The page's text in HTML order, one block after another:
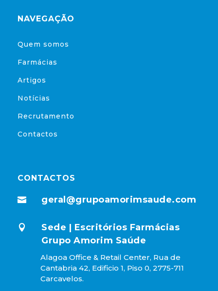
NAVEGAÇÃO
Quem somos
Farmácias
Artigos
Notícias
Recrutamento
Contactos
CONTACTOS
 geral@grupoamorimsaude.com

Sede | Escritórios Farmácias
Grupo Amorim Saúde
Alagoa Office & Retail Center, Rua de
Cantabria 42, Edificio 1, Piso 0, 2775-711
Carcavelos.